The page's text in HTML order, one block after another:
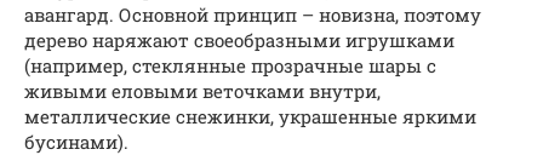
авангард. Основной принцип – новизна, поэтому
дерево наряжают своеобразными игрушками
(например, стеклянные прозрачные шары с
живыми еловыми веточками внутри,
металлические снежинки, украшенные яркими
бусинами).